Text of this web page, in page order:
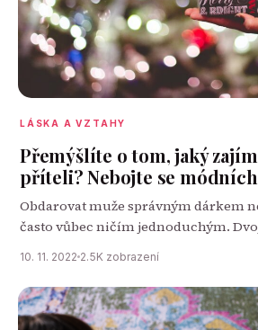
LÁSKA A VZTAHY
Přemýšlíte o tom, jaký
příteli? Nebojte se
Obdarovat muže správným dárkem
často vůbec ničím jednoduchým.
kterou…
10. 11. 2022 2.5K zobrazení